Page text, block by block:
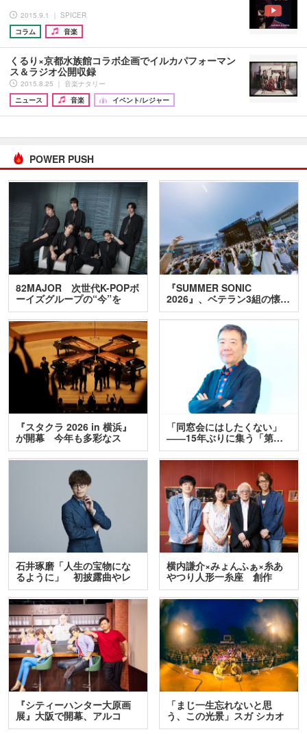
2015.9.1 ｜ SPICER
コラム
音楽
くるり×京都水族館コラボ企画でイルカパフォーマン
ス＆ラジオ公開収録
2015.8.25 ｜ 音楽ナタリー
ニュース
音楽 イベント/レジャー
POWER PUSH
82MAJOR 次世代K-POPボ
ーイズグループの“今”を
訊…
『SUMMER SONIC
2026』、ベテラン3組の懐…
『スタクラ 2026 in 横浜』
が開幕 今年も多彩なス
テ…
「同窓会にはしたくない」
――15年ぶりに集う「第…
石井琢磨「人生の宝物にな
るように」 初披露曲やレ
ア…
横内謙介×みょんふぁ×糸あ
やつり人形一糸座 創作
人…
『シティーハンター大原画
展』大阪で開幕、アルコ
＆…
「まじ一生忘れないと思
う、この光景」スガ シカオ
と…